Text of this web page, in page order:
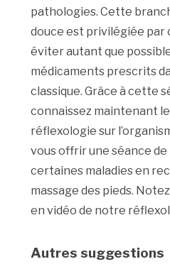
pathologies. Cette
douce est privilégiée par
éviter autant que
médicaments prescrits
classique. Grâce à cette
connaissez maintenant
réflexologie sur
vous offrir une séance
certaines maladies en
massage des pieds.
en vidéo de notre
Autres suggestions